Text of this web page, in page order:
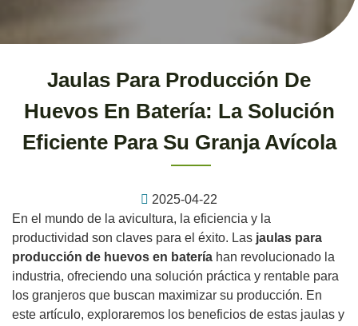
Jaulas Para Producción De
Huevos En Batería: La Solución
Eficiente Para Su Granja Avícola
2025-04-22
En el mundo de la avicultura, la eficiencia y la
productividad son claves para el éxito. Las jaulas para
producción de huevos en batería han revolucionado la
industria, ofreciendo una solución práctica y rentable para
los granjeros que buscan maximizar su producción. En
este artículo, exploraremos los beneficios de estas jaulas y